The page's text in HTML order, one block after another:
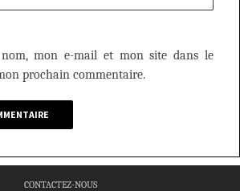
mon e-mail et mon site dans le
prochain commentaire.
CONTACTEZ-NOUS